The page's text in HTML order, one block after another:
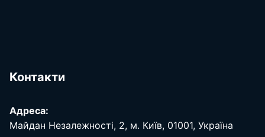
Контакти
Адреса:
Майдан Незалежності, 2, м. Київ, 01001, Україна